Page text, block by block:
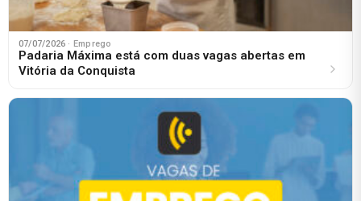
07/07/2026 · Emprego
Padaria Máxima está com duas vagas abertas em
Vitória da Conquista